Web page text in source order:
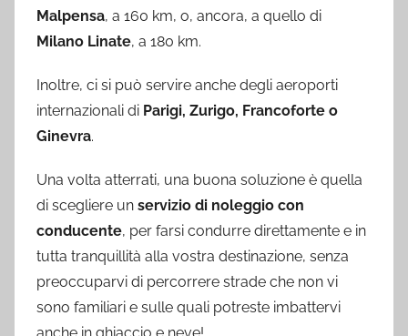
Malpensa, a 160 km, o, ancora, a quello di
Milano Linate, a 180 km.
Inoltre, ci si può servire anche degli aeroporti
internazionali di Parigi, Zurigo, Francoforte o
Ginevra.
Una volta atterrati, una buona soluzione è quella
di scegliere un servizio di noleggio con
conducente, per farsi condurre direttamente e in
tutta tranquillità alla vostra destinazione, senza
preoccuparvi di percorrere strade che non vi
sono familiari e sulle quali potreste imbattervi